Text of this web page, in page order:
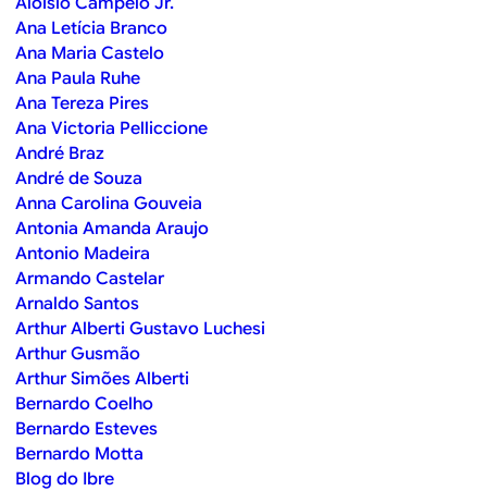
Ana Letícia Branco
Ana Maria Castelo
Ana Paula Ruhe
Ana Tereza Pires
Ana Victoria Pelliccione
André Braz
André de Souza
Anna Carolina Gouveia
Antonia Amanda Araujo
Antonio Madeira
Armando Castelar
Arnaldo Santos
Arthur Alberti Gustavo Luchesi
Arthur Gusmão
Arthur Simões Alberti
Bernardo Coelho
Bernardo Esteves
Bernardo Motta
Blog do Ibre